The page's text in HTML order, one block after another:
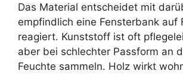
Das Material entscheidet mit
empfindlich eine Fensterbank auf
reagiert. Kunststoff ist oft
aber bei schlechter Passform an
Feuchte sammeln. Holz wirkt